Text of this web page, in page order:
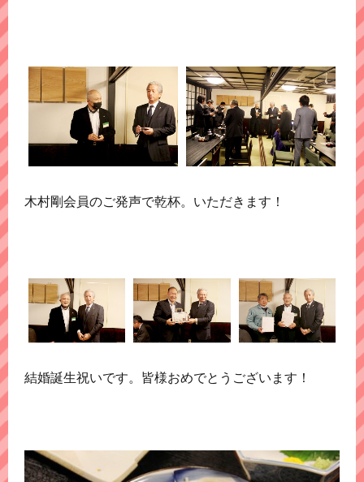
木村剛会員のご発声で乾杯。いただきます！
結婚誕生祝いです。皆様おめでとうございます！